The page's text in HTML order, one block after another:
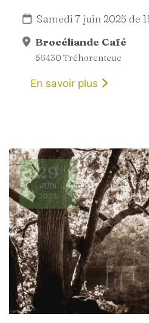
Samedi 7 juin 2025 de
Brocéliande Café
56430 Tréhorenteuc
En savoir plus
29
JUIN
2025